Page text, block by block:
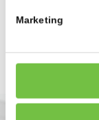
Marketing
vurdering af